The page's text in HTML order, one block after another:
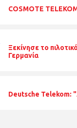
COSMOTE
Ξεκίνησε το
Γερμανία
Deutsche Telekom: